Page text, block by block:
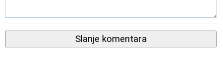
Slanje komentara